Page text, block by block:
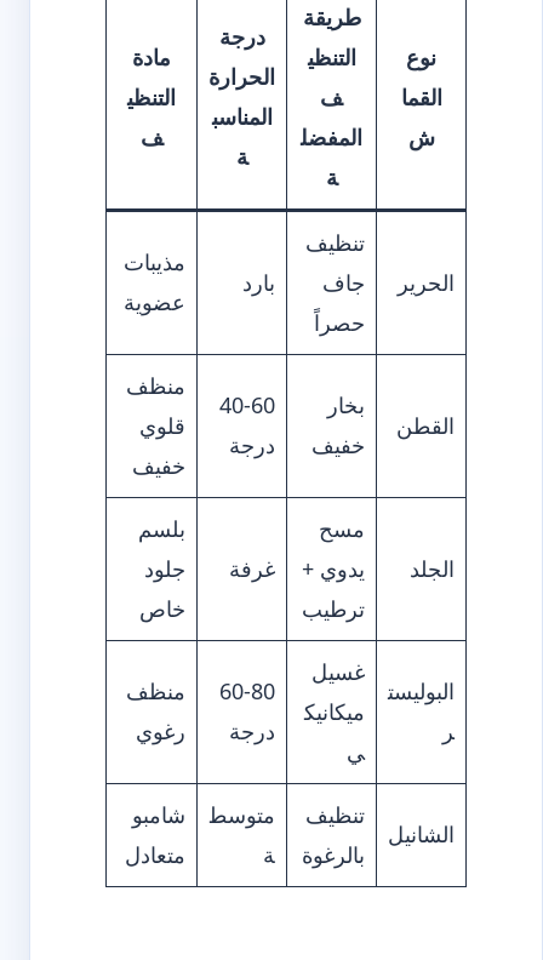
نوع
القما
ش
طريقة
التنظي
ف
المفضل
ة
درجة
الحرارة
المناسب
ة
مادة
التنظي
ف
الحرير
تنظيف
جاف
حصراً
بارد
مذيبات
عضوية
القطن
بخار
خفيف
40-60
درجة
منظف
قلوي
خفيف
الجلد
مسح
يدوي +
ترطيب
غرفة
بلسم
جلود
خاص
البوليست
ر
غسيل
ميكانيك
ي
60-80
درجة
منظف
رغوي
الشانيل
تنظيف
بالرغوة
متوسط
ة
شامبو
متعادل